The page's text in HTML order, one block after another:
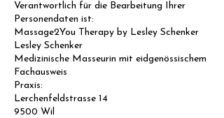
Verantwortlich für die Bearbeitung Ihrer
Personendaten ist:
Massage2You Therapy by Lesley Schenker
Lesley Schenker
Medizinische Masseurin mit eidgenössischem
Fachausweis
Praxis:
Lerchenfeldstrasse 14
9500 Wil